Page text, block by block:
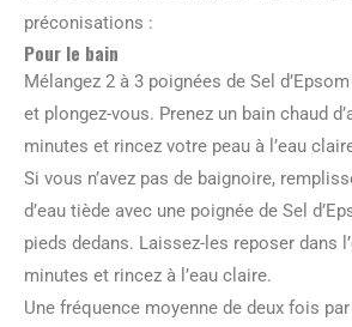
préconisations :
Pour le bain
Mélangez 2 à 3 poignées de Sel
et plongez-vous. Prenez un bain chaud
minutes et rincez votre peau à l’eau
Si vous n’avez pas de baignoire,
d’eau tiède avec une poignée de Sel
pieds dedans. Laissez-les reposer dans
minutes et rincez à l’eau claire.
Une fréquence moyenne de deux fois